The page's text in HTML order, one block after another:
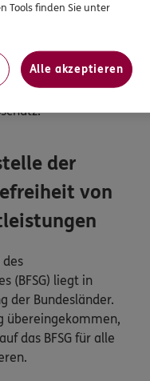
an:
Mail-Adresse nur
„Barrierefreiheit“und
zu Ihrem
der
von
(BFSG) liegt in
der Bundesländer.
übereingekommen,
das BFSG für alle
Tools finden Sie unter
Alle akzeptieren